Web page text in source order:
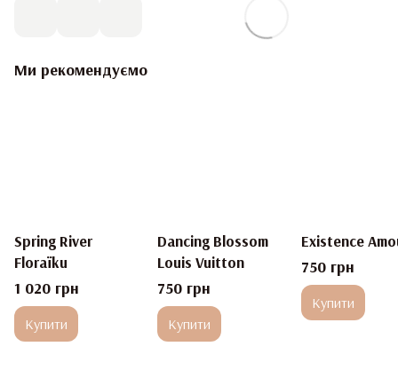
Ми рекомендуємо
Spring River
Floraïku
1 020 грн
Купити
Dancing Blossom
Louis Vuitton
750 грн
Купити
Existence
750 грн
Купити